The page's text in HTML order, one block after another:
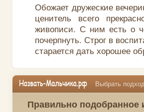
Обожает дружеские
ценитель всего
живописи. С ним есть о
почерпнуть. Строг в
старается дать хорошее
Выбрать
Правильно подобранное